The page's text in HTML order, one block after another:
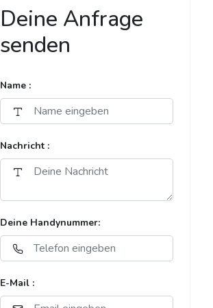
Deine Anfrage
senden
Name :
Nachricht :
Deine Handynummer:
E-Mail :